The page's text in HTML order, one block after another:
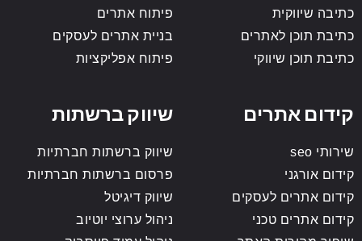
כתיבה שיווקית
כתיבת תוכן לאתרים
כתיבת תוכן שיווקי
פיתוח אתרים
בניית אתרים לעסקים
פיתוח אפליקציות
קידום אתרים
שירותי seo
קידום אורגני
קידום אתרים לעסקים
קידום אתרים טכני
שיווק ברשתות
שיווק ברשתות חברתיות
פרסום ברשתות חברתיות
שיווק דיגיטל
ניהול ערוצי יוטיוב